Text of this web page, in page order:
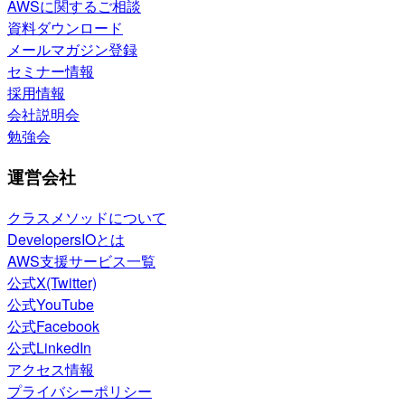
AWSに関するご相談
資料ダウンロード
メールマガジン登録
セミナー情報
採用情報
会社説明会
勉強会
運営会社
クラスメソッドについて
DevelopersIOとは
AWS支援サービス一覧
公式X(Twitter)
公式YouTube
公式Facebook
公式LinkedIn
アクセス情報
プライバシーポリシー